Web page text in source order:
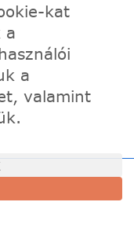
csoportunkhoz!
kat
a
a
valamint